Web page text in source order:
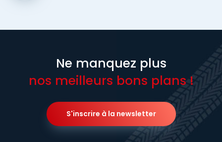
Ne manquez plus
nos meilleurs bons plans !
S'inscrire à la newsletter